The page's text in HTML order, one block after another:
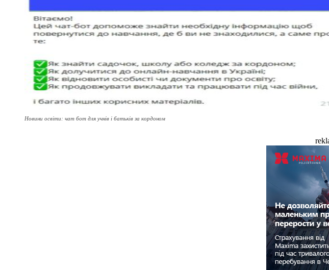
Новини освіти: чат бот для учнів і батьків за кордоном